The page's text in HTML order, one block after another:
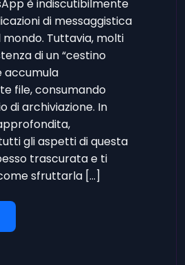
è indiscutibilmente
di messaggistica
Tuttavia, molti
di un “cestino
accumula
file, consumando
di archiviazione. In
gli aspetti di questa
trascurata e ti
sfruttarla […]